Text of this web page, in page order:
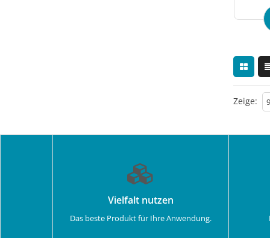
Zeige:
Vielfalt nutzen
Das beste Produkt für Ihre Anwendung.